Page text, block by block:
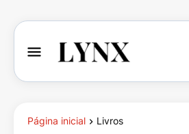
Página inicial Livros